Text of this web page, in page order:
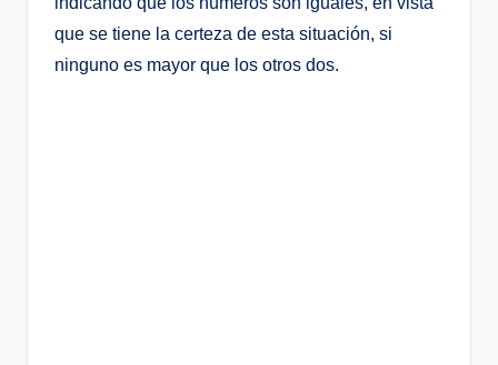
que se tiene la certeza de esta situación, si
ninguno es mayor que los otros dos.